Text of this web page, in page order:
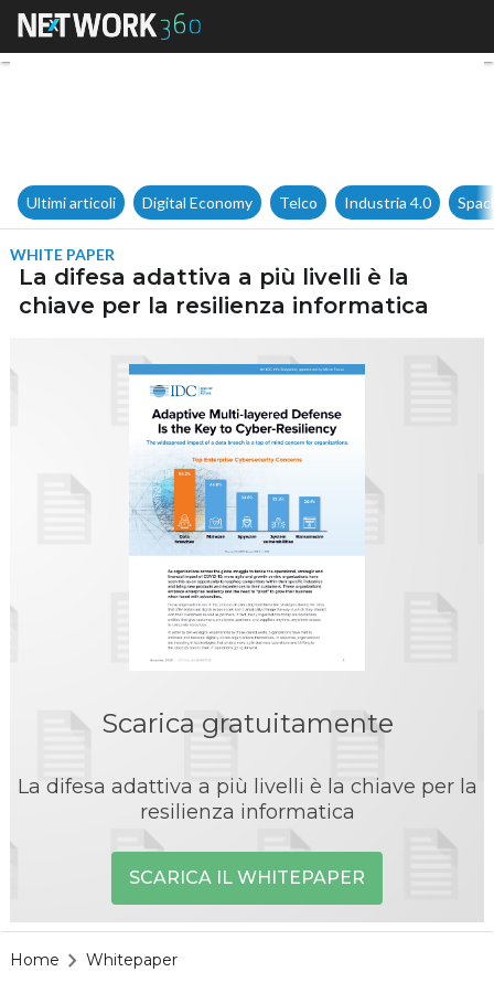
La difesa adattiva a più
Ultimi articoli Digital Economy Telco Industria 4.0
WHITE PAPER
La difesa adattiva a più livelli è la
chiave per la resilienza informatica
Scarica gratuitamente
La difesa adattiva a più livelli è la chiave per la
resilienza informatica
SCARICA IL WHITEPAPER
Home Whitepaper